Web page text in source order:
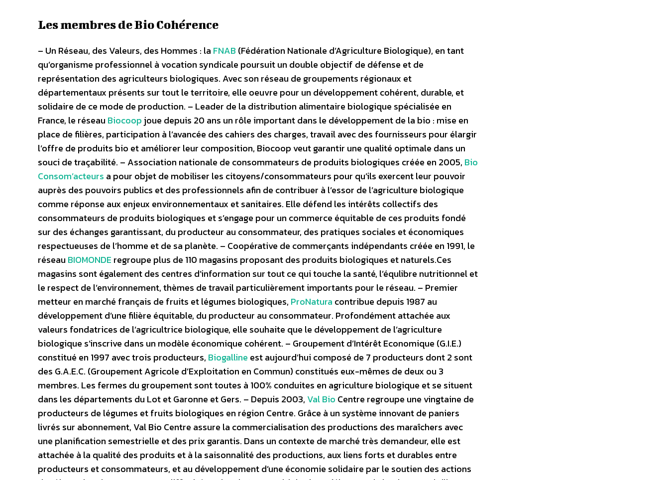
Les membres de Bio Cohérence
– Un Réseau, des Valeurs, des Hommes : la FNAB (Fédération Nationale d’Agriculture Biologique), en tant
qu’organisme professionnel à vocation syndicale poursuit un double objectif de défense et de
représentation des agriculteurs biologiques. Avec son réseau de groupements régionaux et
départementaux présents sur tout le territoire, elle oeuvre pour un développement cohérent, durable, et
solidaire de ce mode de production. – Leader de la distribution alimentaire biologique spécialisée en
France, le réseau Biocoop joue depuis 20 ans un rôle important dans le développement de la bio : mise en
place de filières, participation à l’avancée des cahiers des charges, travail avec des fournisseurs pour élargir
l’offre de produits bio et améliorer leur composition, Biocoop veut garantir une qualité optimale dans un
souci de traçabilité. – Association nationale de consommateurs de produits biologiques créée en 2005, Bio
Consom’acteurs a pour objet de mobiliser les citoyens/consommateurs pour qu’ils exercent leur pouvoir
auprès des pouvoirs publics et des professionnels afin de contribuer à l’essor de l’agriculture biologique
comme réponse aux enjeux environnementaux et sanitaires. Elle défend les intérêts collectifs des
consommateurs de produits biologiques et s’engage pour un commerce équitable de ces produits fondé
sur des échanges garantissant, du producteur au consommateur, des pratiques sociales et économiques
respectueuses de l’homme et de sa planète. – Coopérative de commerçants indépendants créée en 1991, le
réseau BIOMONDE regroupe plus de 110 magasins proposant des produits biologiques et naturels.Ces
magasins sont également des centres d’information sur tout ce qui touche la santé, l’équlibre nutritionnel et
le respect de l’environnement, thèmes de travail particulièrement importants pour le réseau. – Premier
metteur en marché français de fruits et légumes biologiques, ProNatura contribue depuis 1987 au
développement d’une filière équitable, du producteur au consommateur. Profondément attachée aux
valeurs fondatrices de l’agricultrice biologique, elle souhaite que le développement de l’agriculture
biologique s’inscrive dans un modèle économique cohérent. – Groupement d’Intérêt Economique (G.I.E.)
constitué en 1997 avec trois producteurs, Biogalline est aujourd’hui composé de 7 producteurs dont 2 sont
des G.A.E.C. (Groupement Agricole d’Exploitation en Commun) constitués eux-mêmes de deux ou 3
membres. Les fermes du groupement sont toutes à 100% conduites en agriculture biologique et se situent
dans les départements du Lot et Garonne et Gers. – Depuis 2003, Val Bio Centre regroupe une vingtaine de
producteurs de légumes et fruits biologiques en région Centre. Grâce à un système innovant de paniers
livrés sur abonnement, Val Bio Centre assure la commercialisation des productions des maraîchers avec
une planification semestrielle et des prix garantis. Dans un contexte de marché très demandeur, elle est
attachée à la qualité des produits et à la saisonnalité des productions, aux liens forts et durables entre
producteurs et consommateurs, et au développement d’une économie solidaire par le soutien des actions